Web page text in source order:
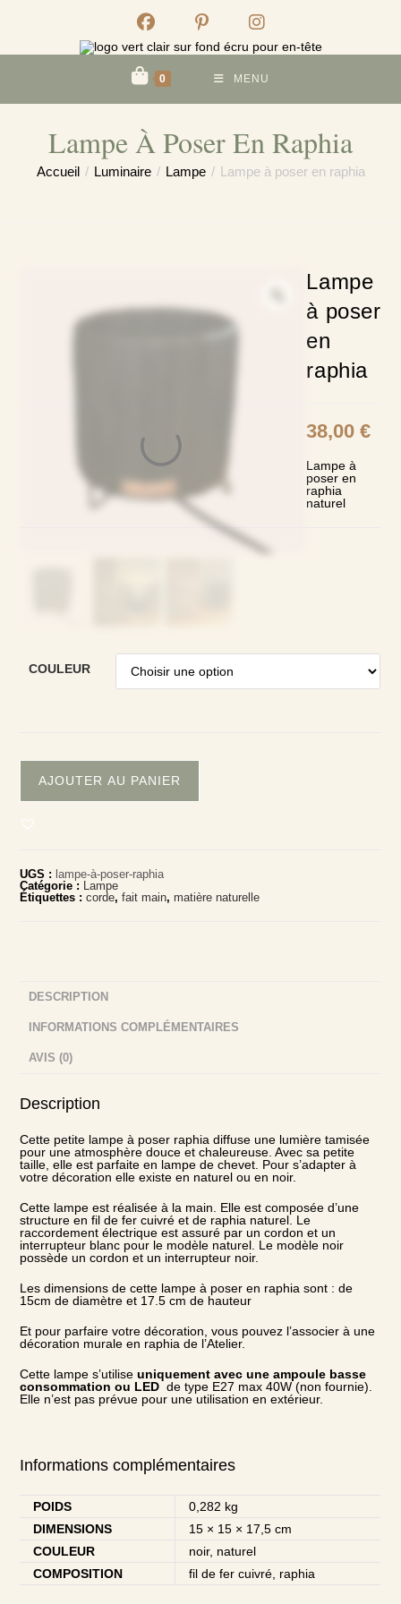
0 MENU
Lampe À Poser En Raphia
Accueil / Luminaire / Lampe / Lampe à poser en raphia
Lampe
à poser
en
raphia
38,00€
Lampe à
poser en
raphia
naturel
COULEUR
quantité
Lampe
à
AJOUTER AU PANIER
UGS : lampe-à-poser-raphia
Catégorie : Lampe
Étiquettes :corde,fait main,matière naturelle
DESCRIPTION
INFORMATIONS COMPLÉMENTAIRES
AVIS (0)
Description
Cette petite lampe à poser raphia diffuse une lumière tamisée
pour une atmosphère douce et chaleureuse. Avec sa petite
taille, elle est parfaite en lampe de chevet. Pour s’adapter à
votre décoration elle existe en naturel ou en noir.
Cette lampe est réalisée à la main. Elle est composée d’une
structure en fil de fer cuivré et de raphia naturel. Le
raccordement électrique est assuré par un cordon et un
interrupteur blanc pour le modèle naturel. Le modèle noir
possède un cordon et un interrupteur noir.
Les dimensions de cette lampe à poser en raphia sont : de
15cm de diamètre et 17.5 cm de hauteur
Et pour parfaire votre décoration, vous pouvez l’associer à une
décoration murale en raphia de l’Atelier.
Cette lampe s’utiliseuniquement avec une ampoule basse
consommation ou LEDde type E27 max 40W (non fournie).
Elle n’est pas prévue pour une utilisation en extérieur.
Informations complémentaires
POIDS
0,282 kg
DIMENSIONS
15 × 15 × 17,5 cm
COULEUR
noir, naturel
COMPOSITION
fil de fer cuivré, raphia